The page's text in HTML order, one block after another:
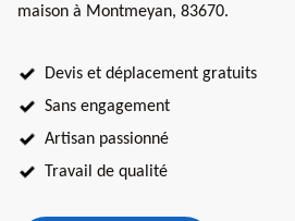
maison à Montmeyan, 83670.
Devis et déplacement gratuits
Sans engagement
Artisan passionné
Travail de qualité